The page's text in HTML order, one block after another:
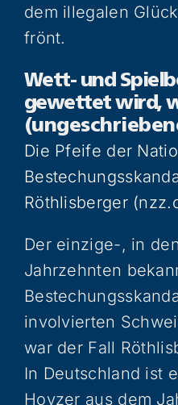
dem illegalen
frönt.
Wett- und
gewettet wird,
Die Pfeife der
Röthlisberger
Der einzige-, in
Jahrzehnten
involvierten
war der Fall
In Deutschland ist
Hoyzer aus dem